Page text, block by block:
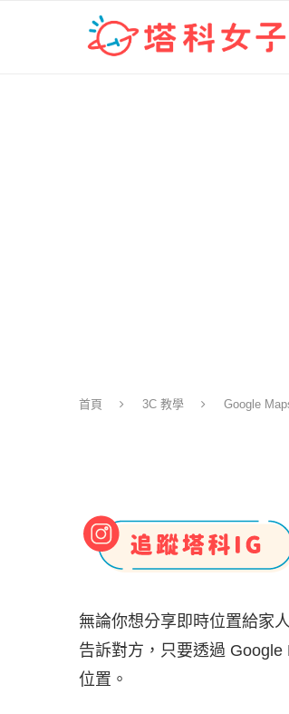
首頁 3C 教學 Google
無論你想分享即時位置給家
告訴對方，只要透過
位置。